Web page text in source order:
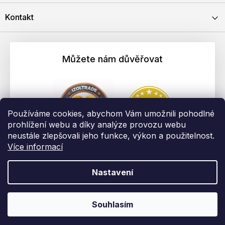
Používáme cookies, abychom Vám umožnili pohodlné
prohlížení webu a díky analýze provozu webu
neustále zlepšovali jeho funkce, výkon a použitelnost.
Více informací
Nastavení
Souhlasím
Kontakt
Můžete nám důvěřovat
Vytvořil Shoptet
vyhrazena.